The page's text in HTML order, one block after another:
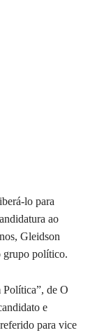
lo para
ao
Gleidson
grupo político.
Política”, de O
e
para vice